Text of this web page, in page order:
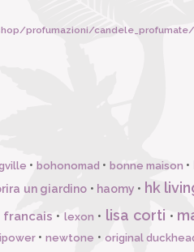
candele_profumate/
• bohonomad • bonne maison •
un giardino • haomy • hk
• lexon • lisa corti •
•newtone • original